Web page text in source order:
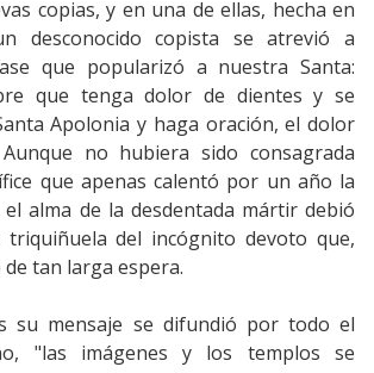
copias, y en una de ellas, hecha en
desconocido copista se atrevió a
que popularizó a nuestra Santa:
que tenga dolor de dientes y se
Apolonia y haga oración, el dolor
Aunque no hubiera sido consagrada
que apenas calentó por un año la
alma de la desdentada mártir debió
del incógnito devoto que,
tan larga espera.
su mensaje se difundió por todo el
"las imágenes y los templos se